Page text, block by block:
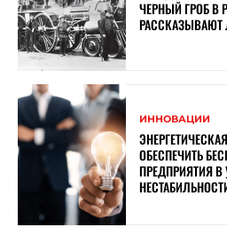
ЧЕРНЫЙ ГРОБ В
РАССКАЗЫВАЮТ
ИННОВАЦИИ
ОБЕСПЕЧИТЬ
ПРЕДПРИЯТИЯ